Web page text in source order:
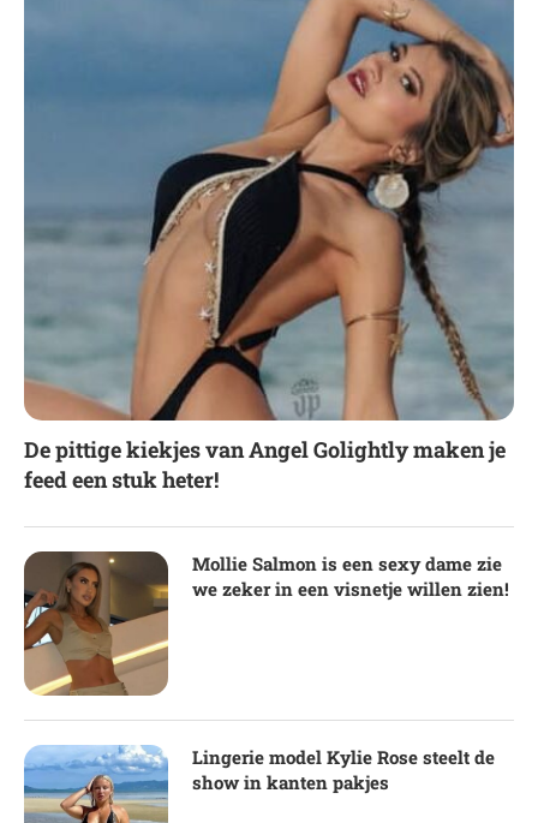
De pittige kiekjes van Angel Golightly maken je
feed een stuk heter!
Mollie Salmon is een sexy dame zie
we zeker in een visnetje willen zien!
Lingerie model Kylie Rose steelt de
show in kanten pakjes